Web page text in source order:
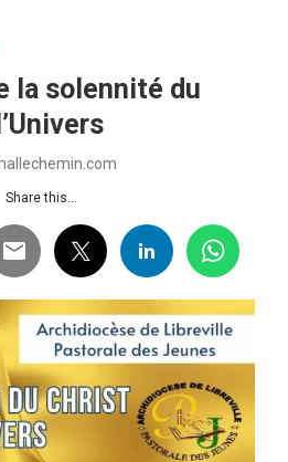
la solennité du
Share this...